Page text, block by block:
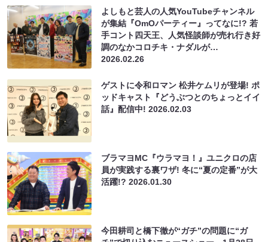
よしもと芸人の人気YouTubeチャンネル
が集結『OmOパーティー』ってなに!? 若
手コント四天王、人気怪談師が売れ行き好
調のなかコロチキ・ナダルが…
2026.02.26
ゲストに令和ロマン 松井ケムリが登場! ポ
ッドキャスト『どうぶつとのちょっとイイ
話』配信中!2026.02.03
ブラマヨMC『ウラマヨ！』ユニクロの店
員が実践する裏ワザ! 冬に“夏の定番”が大
活躍!?2026.01.30
今田耕司と橋下徹が“ガチ”の問題に“ガ